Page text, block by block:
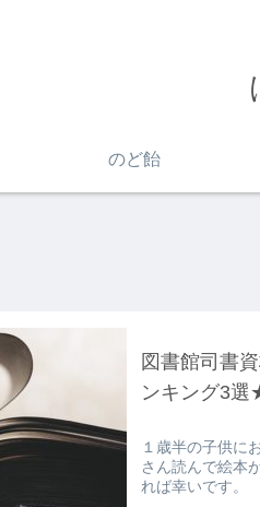
のど飴
図書館司書
ンキング3
１歳半の子供に
さん読んで絵本
れば幸いです。